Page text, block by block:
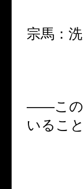
宗馬：
――この
いるこ